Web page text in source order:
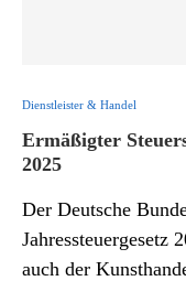
Dienstleister & Handel
Ermäßigter
2025
Der Deutsche
Jahressteuergesetz
auch der